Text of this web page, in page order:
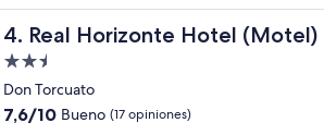
y
b
u
e
n
a
y
n
c
e
r
4. Real Horizonte Hotel (Motel)
Real Horizonte Hotel (Motel)
Propiedad
de
2.5
Don Torcuato
7.6
7,6/10 Bueno (17 opiniones)